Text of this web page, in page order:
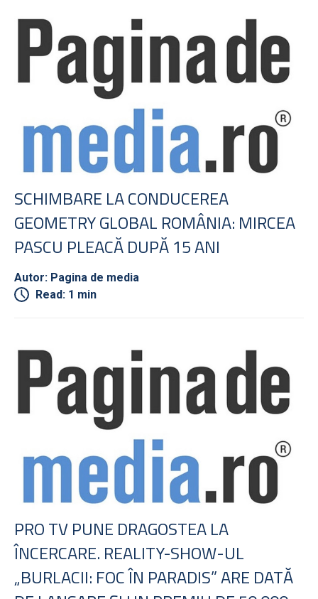
SCHIMBARE LA CONDUCEREA
GEOMETRY GLOBAL ROMÂNIA: MIRCEA
PASCU PLEACĂ DUPĂ 15 ANI
Autor: Pagina de media
Read: 1 min
PRO TV PUNE DRAGOSTEA LA
ÎNCERCARE. REALITY-SHOW-UL
„BURLACII: FOC ÎN PARADIS” ARE DATĂ